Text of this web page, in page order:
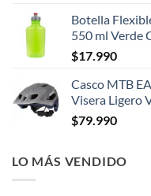
Botella
550 ml Verde
$17.990
Casco MTB
Visera Ligero
$79.990
LO MÁS VENDIDO